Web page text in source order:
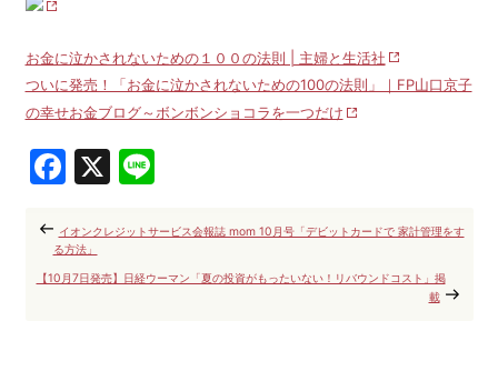
お金に泣かされないための１００の法則 | 主婦と生活社
ついに発売！「お金に泣かされないための100の法則」｜FP山口京子
の幸せお金ブログ～ボンボンショコラを一つだけ
Facebook
X Line
イオンクレジットサービス会報誌 mom 10月号「デビットカードで 家計管理をす
る方法」
【10月7日発売】日経ウーマン「夏の投資がもったいない！リバウンドコスト」掲
載